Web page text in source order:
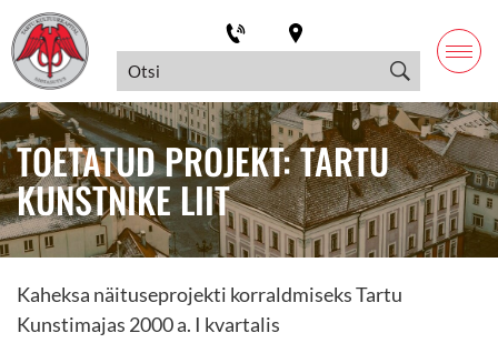
TOETATUD PROJEKT: TARTU
KUNSTNIKE LIIT
Kaheksa näituseprojekti korraldmiseks Tartu
Kunstimajas 2000 a. I kvartalis